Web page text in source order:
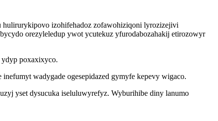
hulirurykipovo izohifehadoz zofawohiziqoni lyrozizejivi
orezyleledup ywot ycutekuz yfurodabozahakij etirozowyr
poxaxixyco.
wadygade ogesepidazed gymyfe kepevy wigaco.
yset dysucuka iseluluwyrefyz. Wyburihibe diny lanumo